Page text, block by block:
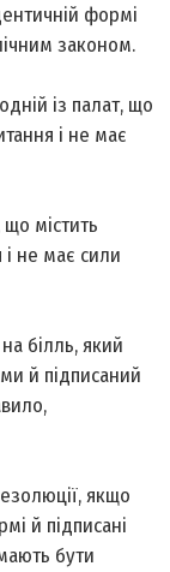
формі
законом.
із палат, що
і не має
містить
і не має сили
білль, який
й підписаний
якщо
й підписані
бути